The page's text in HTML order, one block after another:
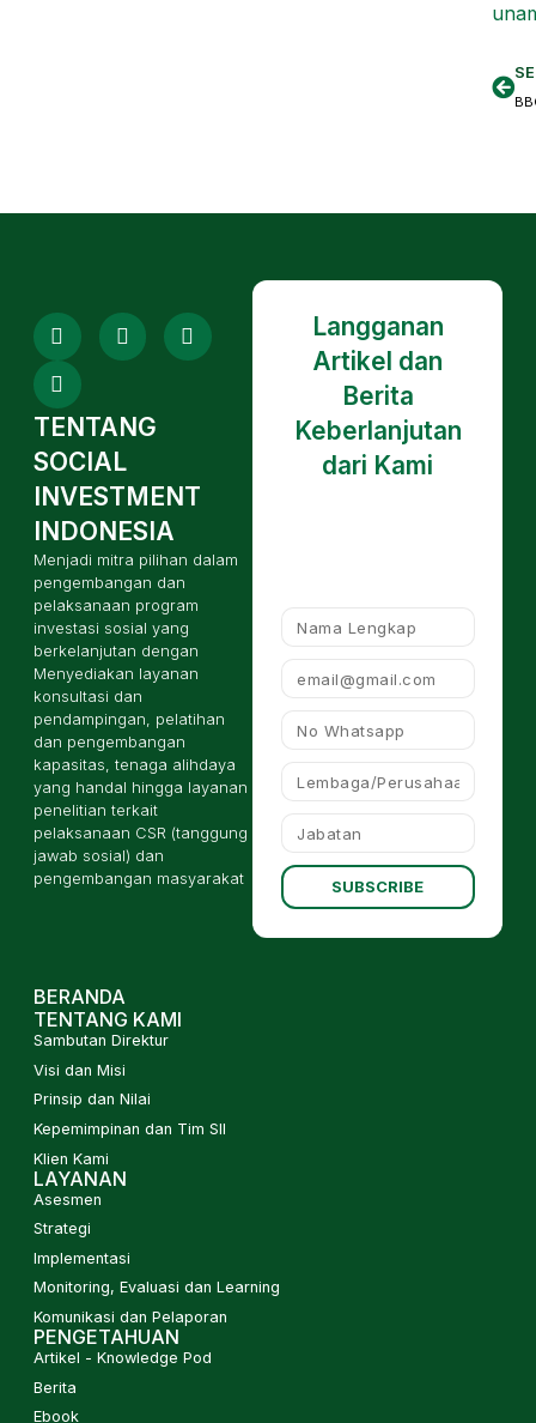
TENTANG
SOCIAL
INVESTMENT
INDONESIA
Menjadi mitra pilihan dalam
pengembangan dan
pelaksanaan program
investasi sosial yang
berkelanjutan dengan
Menyediakan layanan
konsultasi dan
pendampingan, pelatihan
dan pengembangan
kapasitas, tenaga alihdaya
yang handal hingga layanan
penelitian terkait
pelaksanaan CSR (tanggung
jawab sosial) dan
pengembangan masyarakat
Langganan
Artikel dan
Berita
Keberlanjutan
dari Kami
SUBSCRIBE
BERANDA
TENTANG KAMI
Sambutan Direktur
Visi dan Misi
Prinsip dan Nilai
Kepemimpinan dan Tim SII
Klien Kami
LAYANAN
Asesmen
Strategi
Implementasi
Monitoring, Evaluasi dan Learning
Komunikasi dan Pelaporan
PENGETAHUAN
Artikel - Knowledge Pod
Berita
Ebook